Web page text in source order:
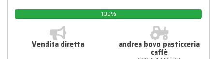
100%
Vendita diretta andrea bovo pasticceria
caffè